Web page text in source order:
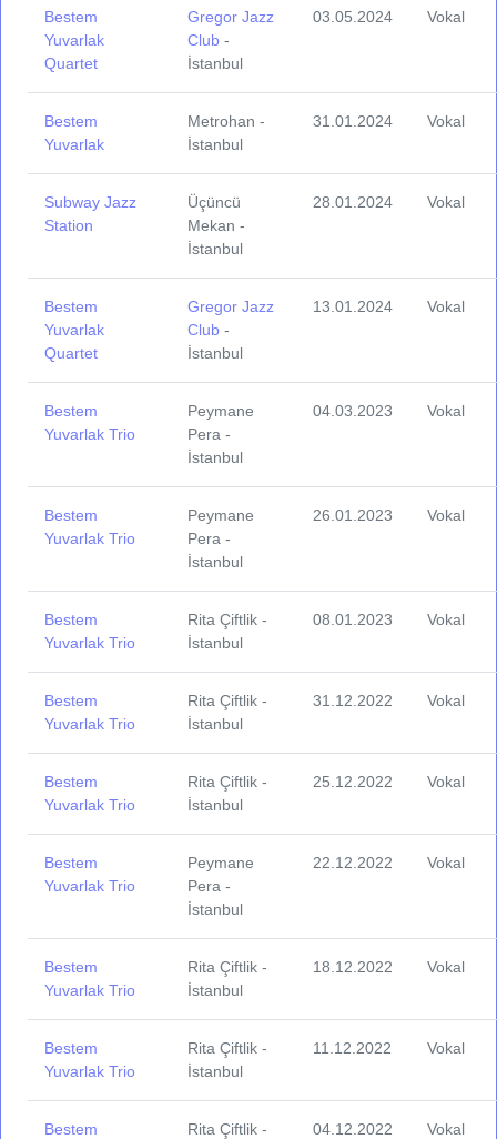
Bestem
Yuvarlak
Quartet
Gregor Jazz
Club -
İstanbul
03.05.2024 Vokal
Bestem
Yuvarlak
Metrohan -
İstanbul
31.01.2024 Vokal
Subway Jazz
Station
Üçüncü
Mekan -
İstanbul
28.01.2024 Vokal
Bestem
Yuvarlak
Quartet
Gregor Jazz
Club -
İstanbul
13.01.2024 Vokal
Bestem
Yuvarlak Trio
Peymane
Pera -
İstanbul
04.03.2023 Vokal
Bestem
Yuvarlak Trio
Peymane
Pera -
İstanbul
26.01.2023 Vokal
Bestem
Yuvarlak Trio
Rita Çiftlik -
İstanbul
08.01.2023 Vokal
Bestem
Yuvarlak Trio
Rita Çiftlik -
İstanbul
31.12.2022 Vokal
Bestem
Yuvarlak Trio
Rita Çiftlik -
İstanbul
25.12.2022 Vokal
Bestem
Yuvarlak Trio
Peymane
Pera -
İstanbul
22.12.2022 Vokal
Bestem
Yuvarlak Trio
Rita Çiftlik -
İstanbul
18.12.2022 Vokal
Bestem
Yuvarlak Trio
Rita Çiftlik -
İstanbul
11.12.2022 Vokal
Bestem
Rita Çiftlik -
04.12.2022 Vokal